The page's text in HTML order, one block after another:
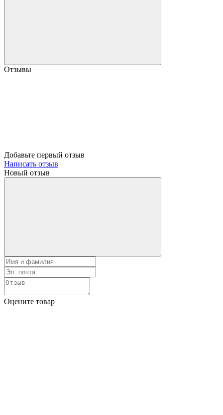
Отзывы
Добавьте первый отзыв
Написать отзыв
Новый отзыв
Оцените товар